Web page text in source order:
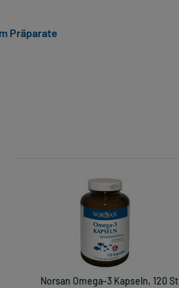
Norsan Omega-3 Kapseln, 120 St
Präparate